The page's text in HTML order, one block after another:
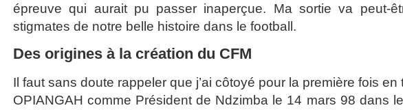
épreuve qui aurait pu passer inaperçue. Ma sortie va peut-
stigmates de notre belle histoire dans le football.
Des origines à la création du CFM
Il faut sans doute rappeler que j’ai côtoyé pour la première fois
OPIANGAH comme Président de Ndzimba le 14 mars 98 dans